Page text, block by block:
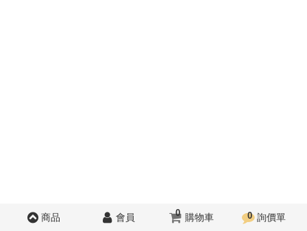
商品 會員 0 購物車 0 詢價單